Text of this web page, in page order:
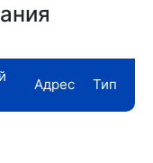
Адрес Тип